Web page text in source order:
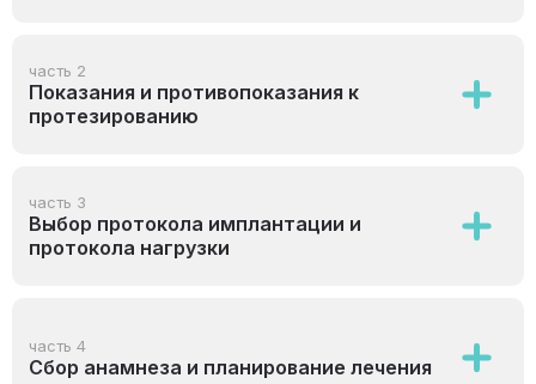
часть 2
Показания и противопоказания к
протезированию
часть 3
Выбор протокола имплантации и
протокола нагрузки
часть 4
Сбор анамнеза и планирование лечения